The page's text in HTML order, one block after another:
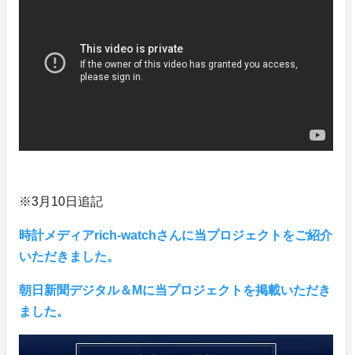
※3月10日追記
時計メディアrich-watchさんに当プロジェクトをご紹介
いただきました。
朝日新聞デジタル＆Mに当プロジェクトを掲載いただき
ました。